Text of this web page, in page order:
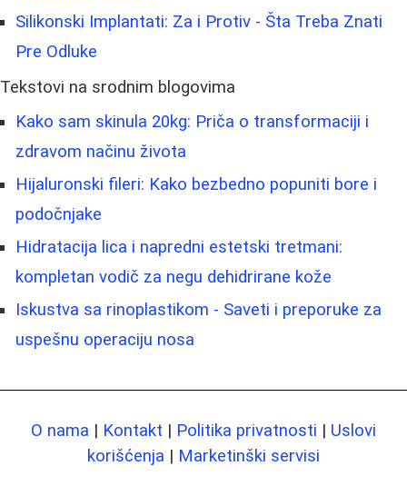
Silikonski Implantati: Za i Protiv - Šta Treba Znati
Pre Odluke
Tekstovi na srodnim blogovima
Kako sam skinula 20kg: Priča o transformaciji i
zdravom načinu života
Hijaluronski fileri: Kako bezbedno popuniti bore i
podočnjake
Hidratacija lica i napredni estetski tretmani:
kompletan vodič za negu dehidrirane kože
Iskustva sa rinoplastikom - Saveti i preporuke za
uspešnu operaciju nosa
O nama | Kontakt | Politika privatnosti | Uslovi
korišćenja | Marketinški servisi